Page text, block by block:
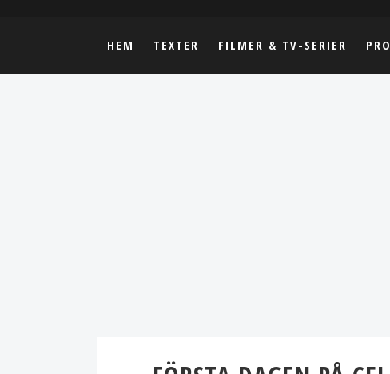
HEM TEXTER FILMER & TV-SERIER